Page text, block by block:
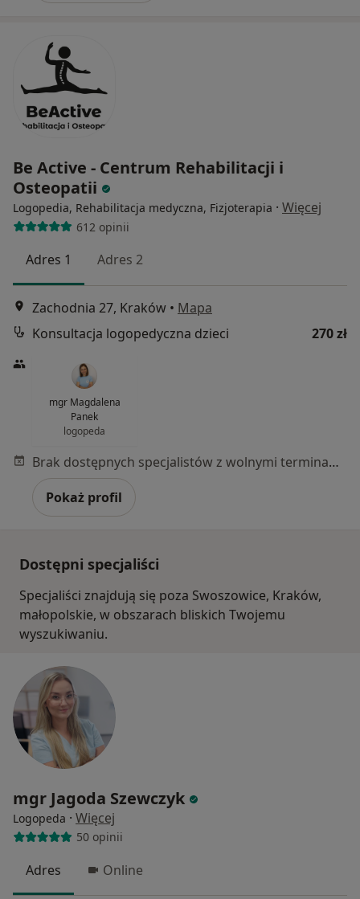
Be Active - Centrum Rehabilitacji i
Osteopatii
Logopedia, Rehabilitacja medyczna, Fizjoterapia · Więcej
612 opinii
Adres 1 Adres 2
Zachodnia 27, Kraków • Mapa
Konsultacja logopedyczna dzieci
270 zł
mgr Magdalena
Panek
logopeda
Brak dostępnych specjalistów z wolnymi terminami w tym centrum medycznym.
Pokaż profil
Dostępni specjaliści
Specjaliści znajdują się poza Swoszowice, Kraków,
małopolskie, w obszarach bliskich Twojemu
wyszukiwaniu.
mgr Jagoda Szewczyk
Logopeda · Więcej
50 opinii
Adres Online